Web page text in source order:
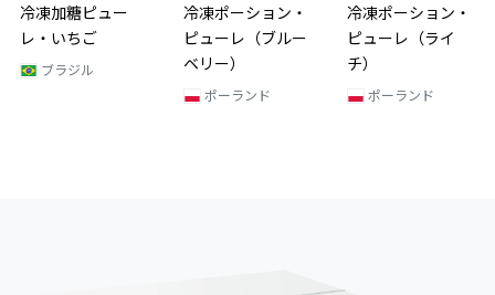
冷凍加糖ピュー
レ・いちご
ブラジル
冷凍ポーション・
ピューレ（ブルー
ベリー）
ポーランド
冷凍ポーション・
ピューレ（ライ
チ）
ポーランド